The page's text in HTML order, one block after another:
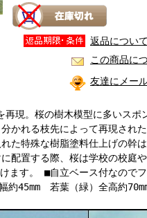
返品につい
この商品に
友達にメー
現。桜の樹木模型に多いスポ
かれる枝先によって再現され
た特殊な樹脂塗料仕上げの幹
配置する際、桜は学校の校庭
ます。 ■自立ベース付なので
45mm 若葉（緑）全高約